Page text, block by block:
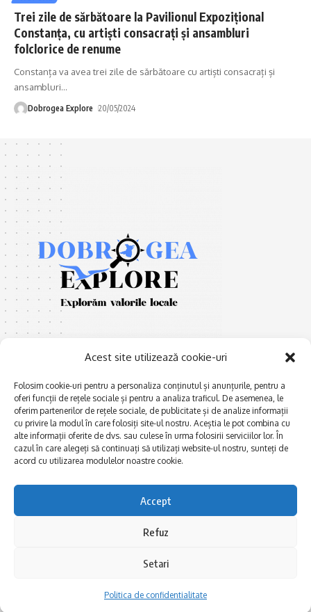
Acest site utilizează cookie-uri
Folosim cookie-uri pentru a personaliza conținutul și anunțurile, pentru a
oferi funcții de rețele sociale și pentru a analiza traficul. De asemenea, le
oferim partenerilor de rețele sociale, de publicitate și de analize informații
cu privire la modul în care folosiți site-ul nostru. Aceștia le pot combina cu
alte informații oferite de dvs. sau culese în urma folosirii serviciilor lor. În
cazul în care alegeți să continuați să utilizați website-ul nostru, sunteți de
acord cu utilizarea modulelor noastre cookie.
Accept
Refuz
Setari
Politica de confidentialitate
Trei zile de sărbătoare la Pavilionul Expozițional
Constanța, cu artiști consacrați și ansambluri
folclorice de renume
Constanța va avea trei zile de sărbătoare cu artiști consacrați și
ansambluri…
Dobrogea Explore 20/05/2024
E xplorăm Dobrogea,
Explorăm valorile locale:
Deltă, Litoral, cele mai mari
lacuri, cele mai vechi orașe,
biserici și mănăstiri, cele mai
Afaceri și meșteșuguri
Actualitate
Dobrogea PE BUNE
Istorie și civilizaţie
La Drum cu Ada
Politica de confidentialitate
Realizat de SMDG.Ro